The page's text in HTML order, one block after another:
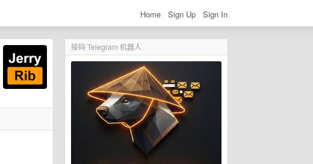
Home Sign Up Sign In
接码 Telegram 机器人